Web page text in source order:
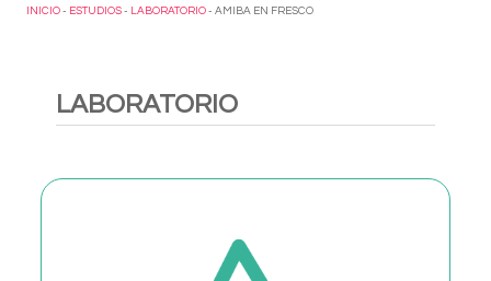
INICIO - ESTUDIOS - LABORATORIO - AMIBA EN FRESCO
LABORATORIO